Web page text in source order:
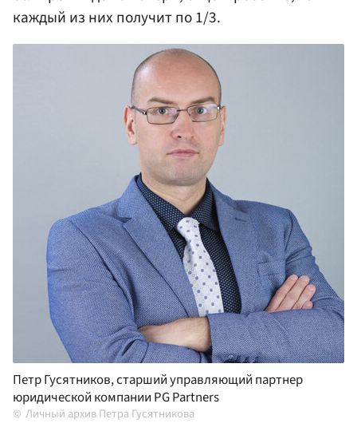
каждый из них получит по 1/3.
Петр Гусятников, старший управляющий партнер
юридической компании PG Partners
Личный архив Петра Гусятникова